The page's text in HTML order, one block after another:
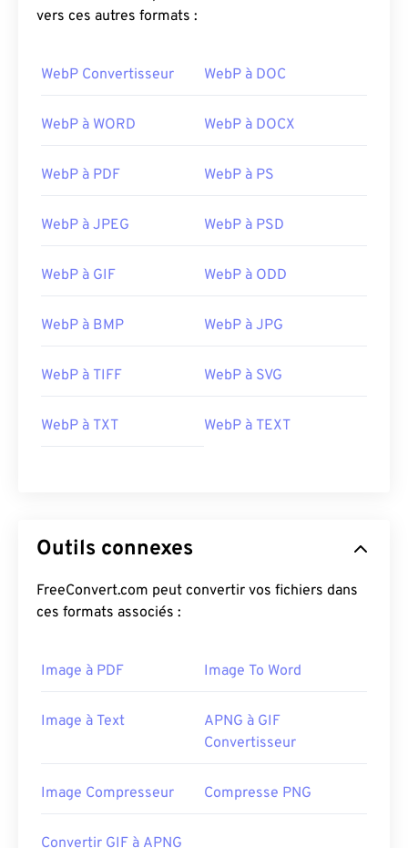
vers ces autres formats :
WebP Convertisseur WebP à DOC
WebP à WORD WebP à DOCX
WebP à PDF WebP à PS
WebP à JPEG WebP à PSD
WebP à GIF WebP à ODD
WebP à BMP WebP à JPG
WebP à TIFF WebP à SVG
WebP à TXT WebP à TEXT
Outils connexes
FreeConvert.com peut convertir vos fichiers dans
ces formats associés :
Image à PDF Image To Word
Image à Text
APNG à GIF
Convertisseur
Image Compresseur Compresse PNG
Convertir GIF à APNG